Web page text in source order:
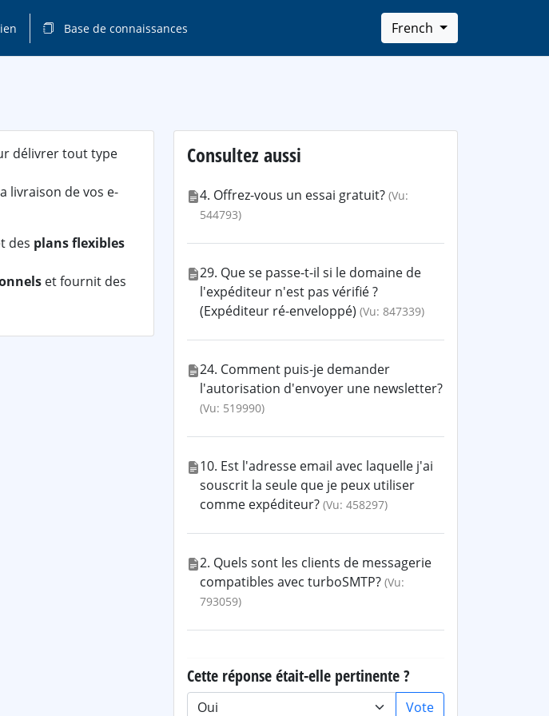
Base de connaissances French
délivrer tout type
livraison de vos e-
des plans flexibles
et fournit des
Consultez aussi
4. Offrez-vous un essai gratuit? (Vu:
544793)
29. Que se passe-t-il si le domaine de
l'expéditeur n'est pas vérifié ?
(Expéditeur ré-enveloppé) (Vu: 847339)
24. Comment puis-je demander
l'autorisation d'envoyer une newsletter?
(Vu: 519990)
10. Est l'adresse email avec laquelle j'ai
souscrit la seule que je peux utiliser
comme expéditeur? (Vu: 458297)
2. Quels sont les clients de messagerie
compatibles avec turboSMTP? (Vu:
793059)
Cette réponse était-elle pertinente ?
Vote